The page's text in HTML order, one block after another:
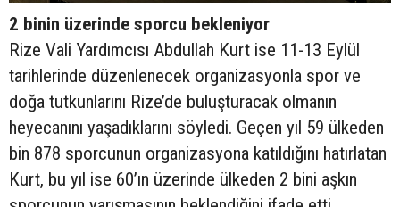
2 binin üzerinde sporcu bekleniyor
Rize Vali Yardımcısı Abdullah Kurt ise 11-13 Eylül
tarihlerinde düzenlenecek organizasyonla spor ve
doğa tutkunlarını Rize’de buluşturacak olmanın
heyecanını yaşadıklarını söyledi. Geçen yıl 59 ülkeden
bin 878 sporcunun organizasyona katıldığını hatırlatan
Kurt, bu yıl ise 60’ın üzerinde ülkeden 2 bini aşkın